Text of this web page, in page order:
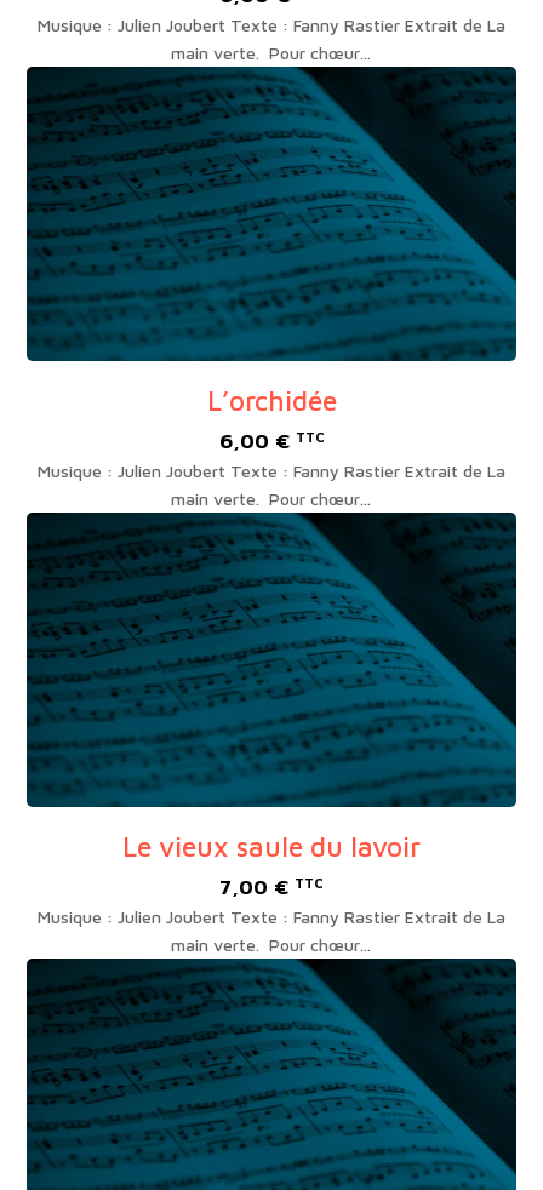
Musique : Julien Joubert Texte : Fanny Rastier Extrait de La
main verte. Pour chœur…
L’orchidée
6,00 € TTC
Musique : Julien Joubert Texte : Fanny Rastier Extrait de La
main verte. Pour chœur…
Le vieux saule du lavoir
7,00 € TTC
Musique : Julien Joubert Texte : Fanny Rastier Extrait de La
main verte. Pour chœur…